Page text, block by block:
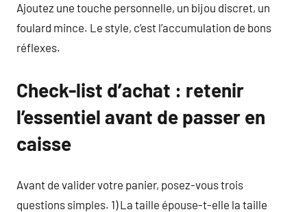
Ajoutez une touche personnelle, un bijou discret, un
foulard mince. Le style, c’est l’accumulation de bons
réflexes.
Check-list d’achat : retenir
l’essentiel avant de passer en
caisse
Avant de valider votre panier, posez-vous trois
questions simples. 1) La taille épouse-t-elle la taille